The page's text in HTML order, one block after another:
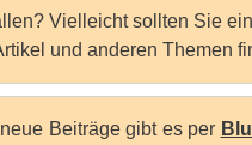
Vielleicht sollten Sie
und anderen Themen
Beiträge gibt es per